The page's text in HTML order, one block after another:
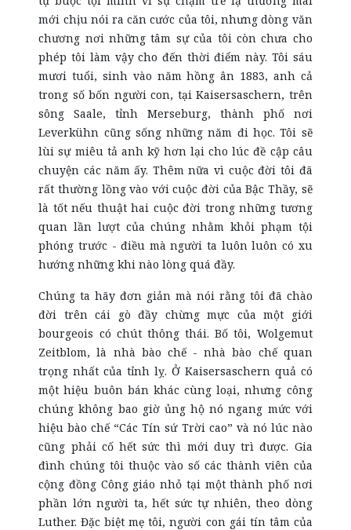
mới chịu nói ra căn cước của tôi, nhưng dòng văn
chương nơi những tâm sự của tôi còn chưa cho
phép tôi làm vậy cho đến thời điểm này. Tôi sáu
mươi tuổi, sinh vào năm hồng ân 1883, anh cả
trong số bốn người con, tại Kaisersaschern, trên
sông Saale, tỉnh Merseburg, thành phố nơi
Leverkühn cũng sống những năm đi học. Tôi sẽ
lùi sự miêu tả anh kỹ hơn lại cho lúc đề cập câu
chuyện các năm ấy. Thêm nữa vì cuộc đời tôi đã
rất thường lồng vào với cuộc đời của Bậc Thầy, sẽ
là tốt nếu thuật hai cuộc đời trong những tương
quan lần lượt của chúng nhằm khỏi phạm tội
phóng trước - điều mà người ta luôn luôn có xu
hướng những khi nào lòng quá đầy.
Chúng ta hãy đơn giản mà nói rằng tôi đã chào
đời trên cái gò đầy chừng mực của một giới
bourgeois có chút thông thái. Bố tôi, Wolgemut
Zeitblom, là nhà bào chế - nhà bào chế quan
trọng nhất của tỉnh lỵ. Ở Kaisersaschern quả có
một hiệu buôn bán khác cùng loại, nhưng công
chúng không bao giờ ủng hộ nó ngang mức với
hiệu bào chế “Các Tín sứ Trời cao” và nó lúc nào
cũng phải cố hết sức thì mới duy trì được. Gia
đình chúng tôi thuộc vào số các thành viên của
cộng đồng Công giáo nhỏ tại một thành phố nơi
phần lớn người ta, hết sức tự nhiên, theo dòng
Luther. Đặc biệt mẹ tôi, người con gái tín tâm của